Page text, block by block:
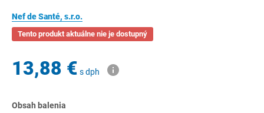
Nef de Santé, s.r.o.
Tento produkt aktuálne nie je dostupný
13,88 € s dph
Obsah balenia